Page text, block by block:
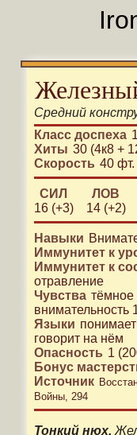
Средний
Класс доспеха
Хиты 30 (4к8 +
Скорость 40 фт.
СИЛ
16 (+3)
ЛОВ
14 (+2)
Навыки
Иммунитет к
Иммунитет к
отравление
Чувства тёмное
внимательность
Языки понимает
говорит на нём
Опасность 1 (
Бонус
Источник
Войны, 294
Тонкий нюх.